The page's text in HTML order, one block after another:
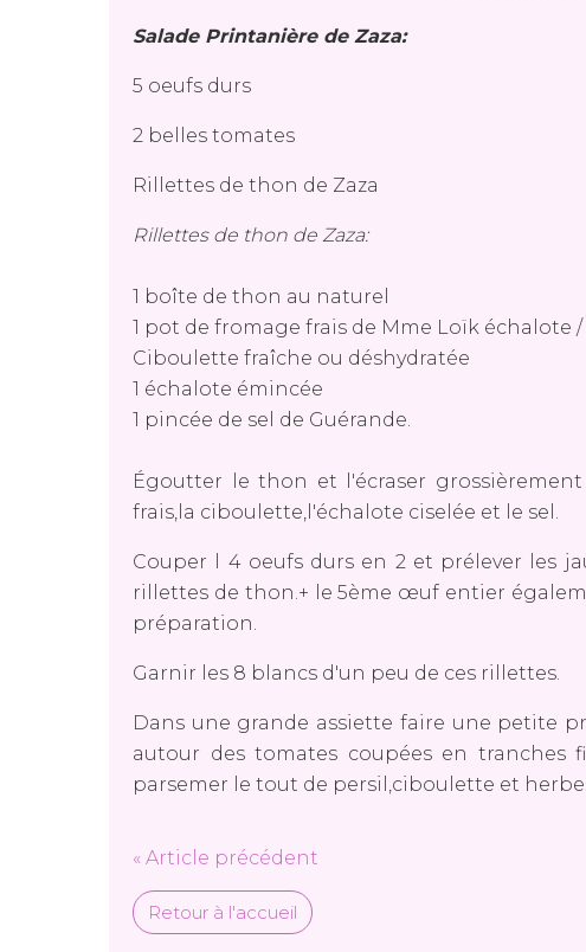
Salade Printanière de Zaza:
5 oeufs durs
2 belles tomates
Rillettes de thon de Zaza
Rillettes de thon de Zaza:
1 boîte de thon au naturel
1 pot de fromage frais de Mme Loïk échalote
Ciboulette fraîche ou déshydratée
1 échalote émincée
1 pincée de sel de Guérande.
Égoutter le thon et l'écraser
frais,la ciboulette,l'échalote ciselée et le sel.
Couper l 4 oeufs durs en 2 et prélever les
rillettes de thon.+ le 5ème œuf entier
préparation.
Garnir les 8 blancs d'un peu de ces rillettes.
Dans une grande assiette faire une petite
autour des tomates coupées en tranches
parsemer le tout de persil,ciboulette et
« Article précédent
Retour à l'accueil